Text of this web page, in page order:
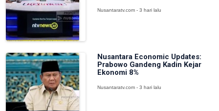
Nusantaratv.com - 3 hari lalu
Nusantara Economic Updates:
Prabowo Gandeng Kadin Kejar
Ekonomi 8%
Nusantaratv.com - 3 hari lalu